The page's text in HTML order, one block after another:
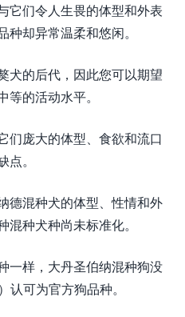
它们令人生畏的体型和外表
却异常温柔和悠闲。
犬的后代，因此您可以期望
的活动水平。
们庞大的体型、食欲和流口
。
德混种犬的体型、性情和外
种犬种尚未标准化。
一样，大丹圣伯纳混种狗没
可为官方狗品种。